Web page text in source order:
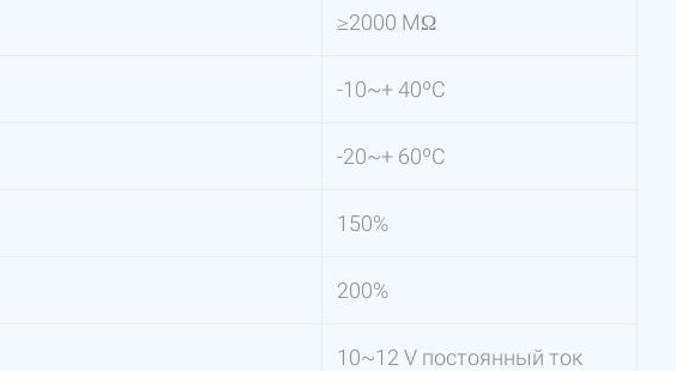
≥2000 МΩ
-10~+ 40ºС
-20~+ 60ºС
150%
200%
10~12 V постоянный ток